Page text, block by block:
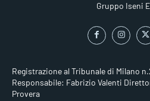
Gruppo Iseni
Registrazione al Tribunale di Milano
Responsabile: Fabrizio Valenti
Provera